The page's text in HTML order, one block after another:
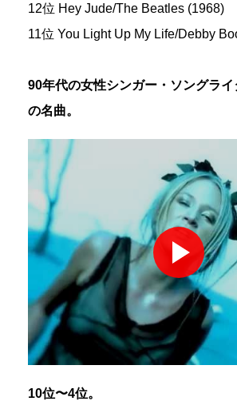
12位 Hey Jude/The Beatles (1968)
11位 You Light Up My Life/Debby
90年代の女性シンガー・ソングラ
の名曲。
10位〜4位。